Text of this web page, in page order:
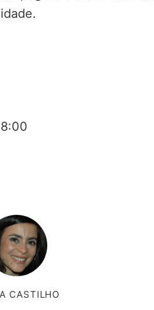
CASTILHO